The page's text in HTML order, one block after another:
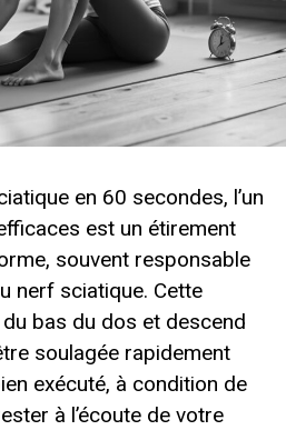
en 60 secondes, l’un
est un étirement
souvent responsable
nerf sciatique. Cette
bas du dos et descend
soulagée rapidement
exécuté, à condition de
à l’écoute de votre